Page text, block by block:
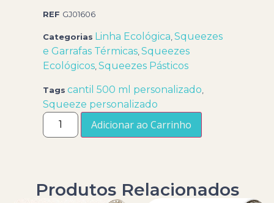
REF GJ01606
Categorias Linha Ecológica,Squeezes
e Garrafas Térmicas,Squeezes
Ecológicos,Squeezes Pásticos
Tags cantil 500 ml personalizado,
Squeeze personalizado
Adicionar ao Carrinho
Produtos Relacionados